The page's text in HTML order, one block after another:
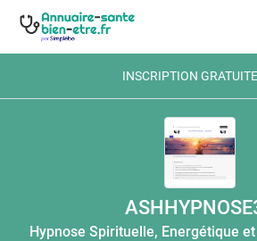
INSCRIPTION
Hypnose Spirituelle, Energétique